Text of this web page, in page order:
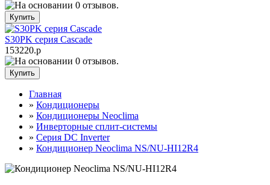
S30PK серия Cascade
153220.р
Главная
» Кондиционеры
» Кондиционеры Neoclima
» Инверторные сплит-системы
» Серия DC Inverter
» Кондиционер Neoclima NS/NU-HI12R4